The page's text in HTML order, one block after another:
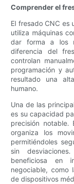
Comprender el
El fresado CNC es
utiliza máquinas
dar forma a los
diferencia del
controlan
programación y
resultado una
humano.
Una de las
es su capacidad
precisión
organiza los
permitiéndoles
sin
beneficiosa en
negociable, como
de dispositivos